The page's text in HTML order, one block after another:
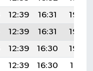
12:39 16:31
19:44
12:39 16:31
19:43
12:39 16:30
19:42
12:39 16:30
19:41